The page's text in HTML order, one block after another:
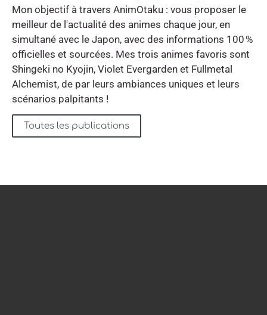
Mon objectif à travers AnimOtaku : vous proposer le
meilleur de l'actualité des animes chaque jour, en
simultané avec le Japon, avec des informations 100 %
officielles et sourcées. Mes trois animes favoris sont
Shingeki no Kyojin, Violet Evergarden et Fullmetal
Alchemist, de par leurs ambiances uniques et leurs
scénarios palpitants !
Toutes les publications